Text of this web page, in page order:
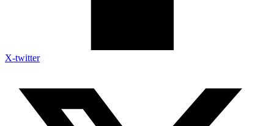
X-twitter